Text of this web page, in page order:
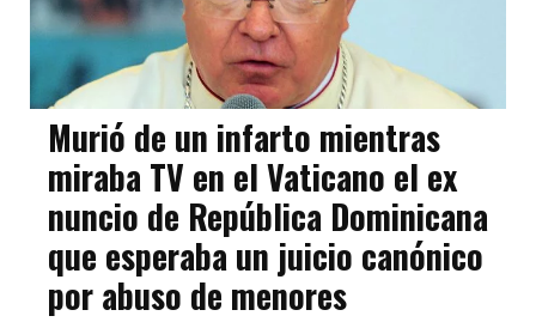
Murió de un infarto mientras
miraba TV en el Vaticano el ex
nuncio de República Dominicana
que esperaba un juicio canónico
por abuso de menores